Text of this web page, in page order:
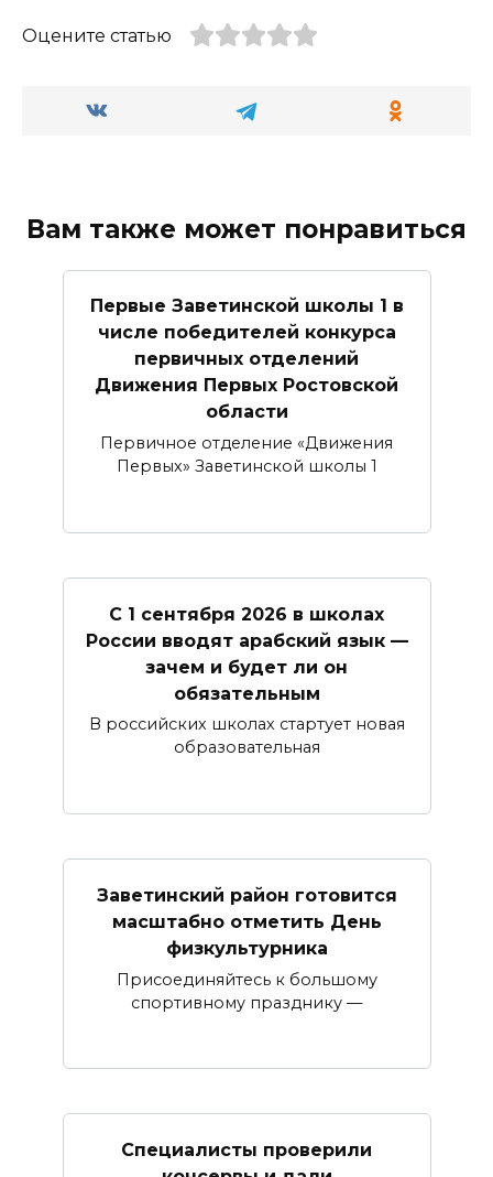
Оцените статью
Вам также может понравиться
Первые Заветинской школы 1 в
числе победителей конкурса
первичных отделений
Движения Первых Ростовской
области
Первичное отделение «Движения
Первых» Заветинской школы 1
С 1 сентября 2026 в школах
России вводят арабский язык —
зачем и будет ли он
обязательным
В российских школах стартует новая
образовательная
Заветинский район готовится
масштабно отметить День
физкультурника
Присоединяйтесь к большому
спортивному празднику —
Специалисты проверили